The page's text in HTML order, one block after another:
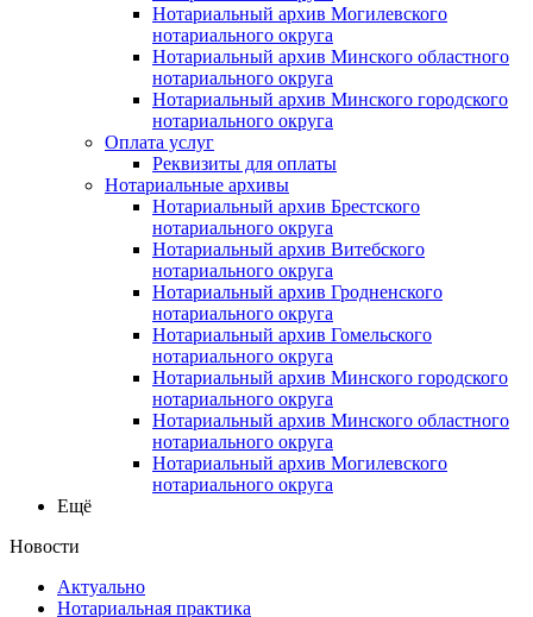
Нотариальный архив Могилевского
нотариального округа
Нотариальный архив Минского областного
нотариального округа
Нотариальный архив Минского городского
нотариального округа
Оплата услуг
Реквизиты для оплаты
Нотариальные архивы
Нотариальный архив Брестского
нотариального округа
Нотариальный архив Витебского
нотариального округа
Нотариальный архив Гродненского
нотариального округа
Нотариальный архив Гомельского
нотариального округа
Нотариальный архив Минского городского
нотариального округа
Нотариальный архив Минского областного
нотариального округа
Нотариальный архив Могилевского
нотариального округа
Ещё
Новости
Актуально
Нотариальная практика